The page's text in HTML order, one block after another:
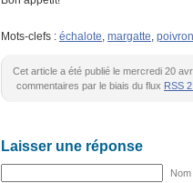
Mots-clefs : échalote, margatte, poivron
Cet article a été publié le mercredi 20
commentaires par le biais du flux RSS
Laisser une réponse